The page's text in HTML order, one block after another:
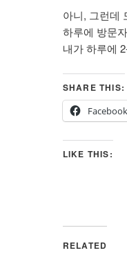
아니, 그런데
하루에 방문
내가 하루에
SHARE THIS:
Facebook
LIKE THIS:
RELATED